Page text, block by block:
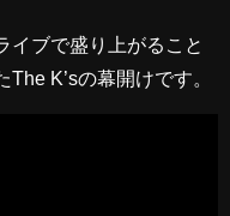
イブで盛り上がること
K’sの幕開けです。